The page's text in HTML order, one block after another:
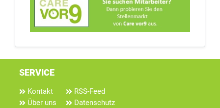
SERVICE
Kontakt
Über uns
RSS-Feed
Datenschutz